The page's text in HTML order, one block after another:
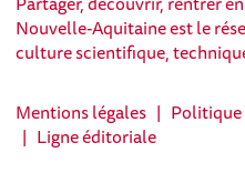
Nouvelle-Aquitaine est le
culture scientifique,
Mentions légales |
| Ligne éditoriale